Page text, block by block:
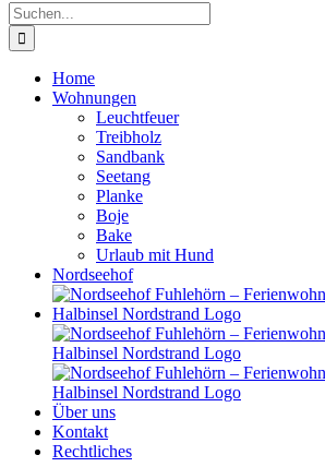
Suche
nach:
Home
Wohnungen
Leuchtfeuer
Treibholz
Sandbank
Seetang
Planke
Boje
Bake
Urlaub mit Hund
Nordseehof
Über uns
Kontakt
Rechtliches